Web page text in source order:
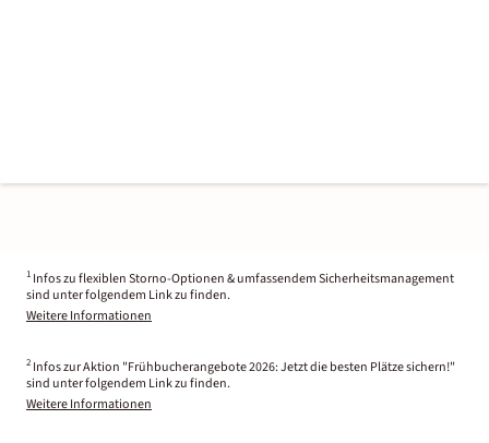
1 Infos zu flexiblen Storno-Optionen & umfassendem Sicherheitsmanagement
sind unter folgendem Link zu finden.
Weitere Informationen
2 Infos zur Aktion "Frühbucherangebote 2026: Jetzt die besten Plätze sichern!"
sind unter folgendem Link zu finden.
Weitere Informationen